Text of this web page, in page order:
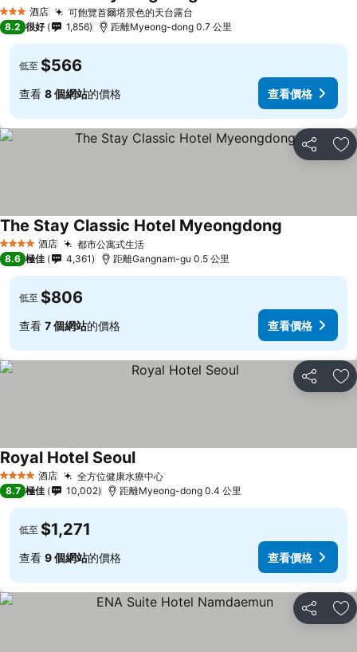
3 星級 酒店 可飽覽首爾塔景色的天台露台
8.2 很好 1,856 距離Myeong-dong 0.7 公里
低至 $566
查看 8 個網站的價格 查看價格
分享 放
4 星級 酒店 都市公寓式生活
The Stay Classic Hotel Myeongdong
8.6 極佳 4,361 距離Gangnam-gu 0.5 公里
低至 $806
查看 7 個網站的價格 查看價格
分享 放
4 星級 酒店 全方位健康水療中心
Royal Hotel Seoul
8.7 極佳 10,002 距離Myeong-dong 0.4 公里
低至 $1,271
查看 9 個網站的價格 查看價格
分享 放